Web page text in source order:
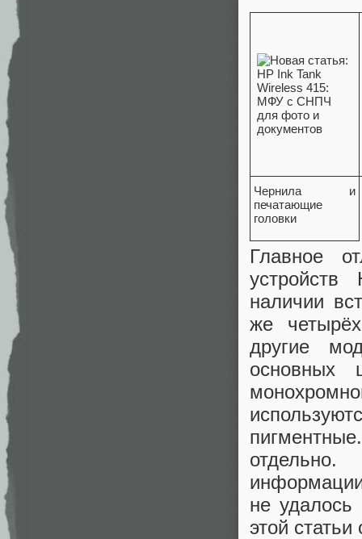
Чернила и
печатающие
головки
Главное
наличии
же
другие
основных
не удалось
этой статьи